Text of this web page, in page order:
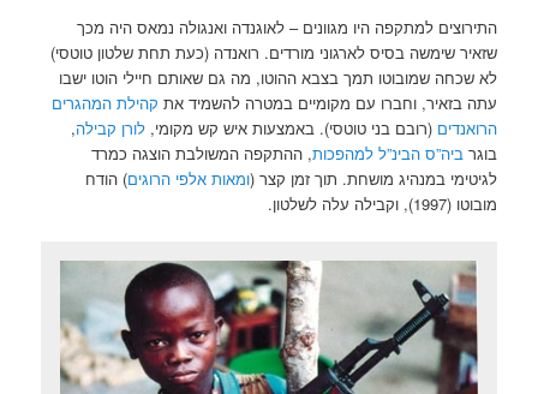
התירוצים למתקפה היו מגוונים – לאוגנדה ואנגולה נמאס היה מכך
שזאיר שימשה בסיס לארגוני מורדים. רואנדה (כעת תחת שלטון טוטסי)
לא שכחה שמובוטו תמך בצבא ההוטו, מה גם שאותם חיילי הוטו ישבו
עתה בזאיר, וחברו עם מקומיים במטרה להשמיד את קהילת המהגרים
הרואנדים (רובם בני טוטסי). באמצעות איש קש מקומי,לורן קבילה,
בוגר ביה”ס הבינ”ל למהפכות, ההתקפה המשולבת הוצגה כמרד
לגיטימי במנהיג מושחת. תוך זמן קצר (ומאות אלפי הרוגים) הודח
מובוטו (1997), וקבילה עלה לשלטון.